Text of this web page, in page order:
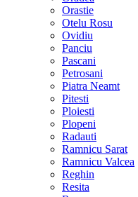
Orastie
Otelu Rosu
Ovidiu
Panciu
Pascani
Petrosani
Piatra Neamt
Pitesti
Ploiesti
Plopeni
Radauti
Ramnicu Sarat
Ramnicu Valcea
Reghin
Resita